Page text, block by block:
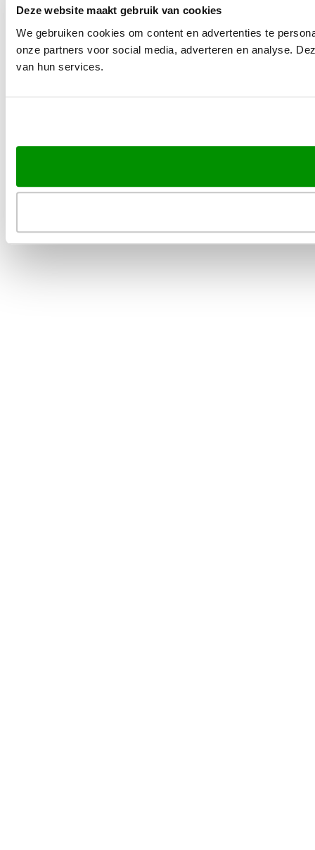
Deze website maakt gebruik van cookies
We gebruiken cookies om content en advertenties te
onze partners voor social media, adverteren en analyse.
van hun services.